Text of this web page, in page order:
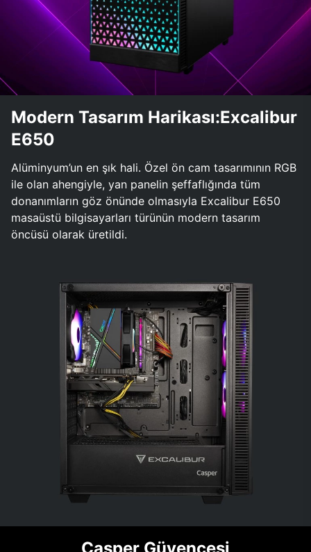
Modern Tasarım Harikası:Excalibur
E650
Alüminyum’un en şık hali. Özel ön cam tasarımının RGB
ile olan ahengiyle, yan panelin şeffaflığında tüm
donanımların göz önünde olmasıyla Excalibur E650
masaüstü bilgisayarları türünün modern tasarım
öncüsü olarak üretildi.